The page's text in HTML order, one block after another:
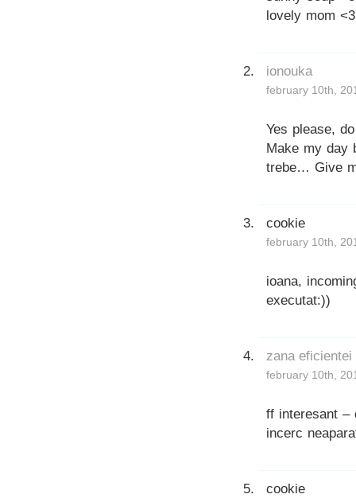
lovely mom <3
ionouka
february 10th,
Yes please,
Make my day
trebe… Give
cookie
february 10th,
ioana,
executat:))
zana eficientei
february 10th,
ff interesant –
incerc
cookie